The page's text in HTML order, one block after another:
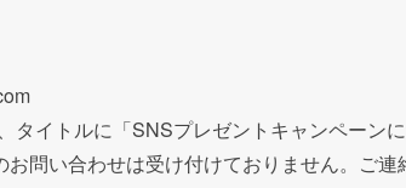
タイトルに「SNSプレゼントキャンペーン
お問い合わせは受け付けておりません。ご